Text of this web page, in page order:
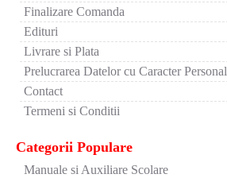
Finalizare Comanda
Edituri
Livrare si Plata
Prelucrarea Datelor cu Caracter Personal
Contact
Termeni si Conditii
Categorii Populare
Manuale si Auxiliare Scolare